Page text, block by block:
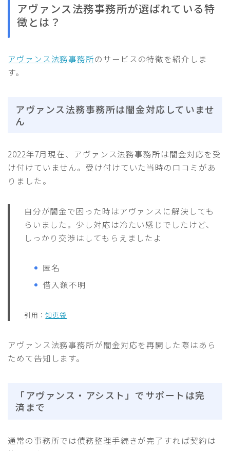
アヴァンス法務事務所が選ばれている特
徴とは？
アヴァンス法務事務所のサービスの特徴を紹介しま
す。
アヴァンス法務事務所は闇金対応していませ
ん
2022年7月現在、アヴァンス法務事務所は闇金対応を受
け付けていません。受け付けていた当時の口コミがあ
りました。
自分が闇金で困った時はアヴァンスに解決しても
らいました。少し対応は冷たい感じでしたけど、
しっかり交渉はしてもらえましたよ
匿名
借入額不明
引用：知恵袋
アヴァンス法務事務所が闇金対応を再開した際はあら
ためて告知します。
「アヴァンス・アシスト」でサポートは完
済まで
通常の事務所では債務整理手続きが完了すれば契約は